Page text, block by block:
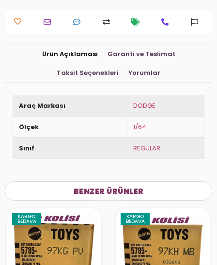
Ürün Açıklaması Garanti ve Teslimat
Taksit Seçenekleri Yorumlar
Araç Markası DODGE
Ölçek 1/64
Sınıf REGULAR
BENZER ÜRÜNLER
KARGO
BEDAVA
KARGO
BEDAVA